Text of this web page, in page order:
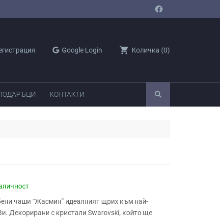
Google Login shopping_cart Количка (0)
КОНТАКТИ
чаши “Жасмин” идеалният щрих към най-
Декорирани с кристали Swarovski, който ще